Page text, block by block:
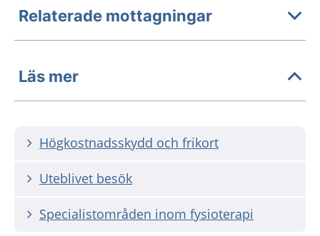
Relaterade mottagningar
Läs mer
Högkostnadsskydd och frikort
Uteblivet besök
Specialistområden inom fysioterapi